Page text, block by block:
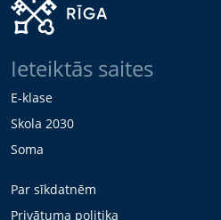
Ieteiktās saites
E-klase
Skola 2030
Soma
Par sīkdatnēm
Privātuma politika